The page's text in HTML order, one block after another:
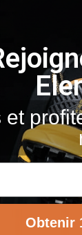
Vous
et
Obtenir